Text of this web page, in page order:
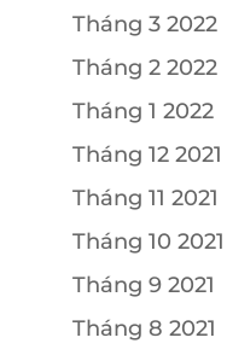
Tháng 3 2022
Tháng 2 2022
Tháng 1 2022
Tháng 12 2021
Tháng 11 2021
Tháng 10 2021
Tháng 9 2021
Tháng 8 2021